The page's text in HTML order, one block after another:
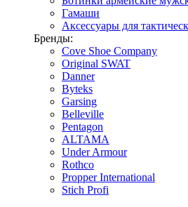
Гамаши
Аксессуары для
Бренды:
Cove Shoe Company
Original SWAT
Danner
Byteks
Garsing
Belleville
Pentagon
ALTAMA
Under Armour
Rothco
Propper International
Stich Profi